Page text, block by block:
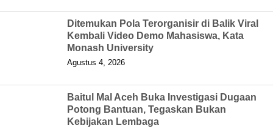
Ditemukan Pola Terorganisir di Balik Viral
Kembali Video Demo Mahasiswa, Kata
Monash University
Agustus 4, 2026
Baitul Mal Aceh Buka Investigasi Dugaan
Potong Bantuan, Tegaskan Bukan
Kebijakan Lembaga